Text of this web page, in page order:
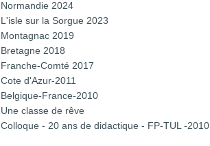
Normandie 2024
L'isle sur la Sorgue 2023
Montagnac 2019
Bretagne 2018
Franche-Comté 2017
Cote d'Azur-2011
Belgique-France-2010
Une classe de rêve
Colloque - 20 ans de didactique - FP-TUL -2010